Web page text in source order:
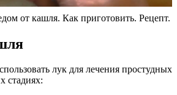
от кашля. Как приготовить. Рецепт.
лук для лечения простудных
стадиях: